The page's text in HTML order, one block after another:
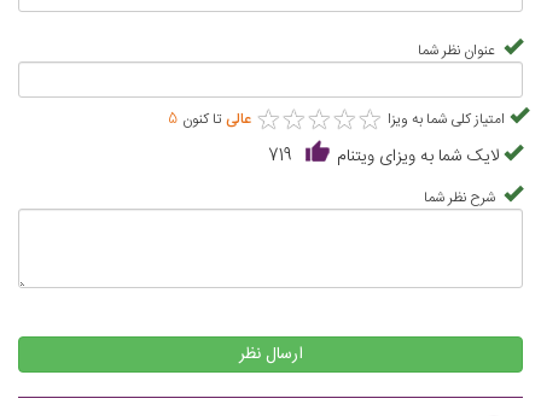
عنوان نظر شما
امتیاز کلی شما به ویزا ★★★★★
★★★★★ عالی تا کنون 5
لایک شما به ویزای ویتنام 719
شرح نظر شما
ارسال نظر